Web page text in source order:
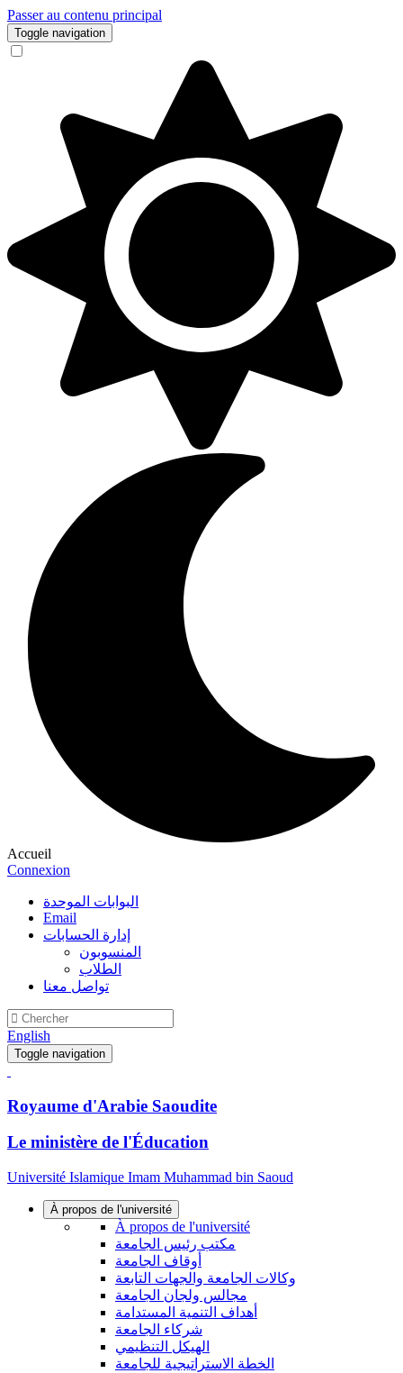
Passer au contenu principal
Toggle navigation
Accueil
Connexion
البوابات الموحدة
Email
إدارة الحسابات
المنسوبون
الطلاب
تواصل معنا
English
Toggle navigation
Royaume d'Arabie Saoudite
Le ministère de l'Éducation
Université Islamique Imam Muhammad bin Saoud
À propos de l'université
À propos de l'université
مكتب رئيس الجامعة
أوقاف الجامعة
وكالات الجامعة والجهات التابعة
مجالس ولجان الجامعة
أهداف التنمية المستدامة
شركاء الجامعة
الهيكل التنظيمي
الخطة الاستراتيجية للجامعة